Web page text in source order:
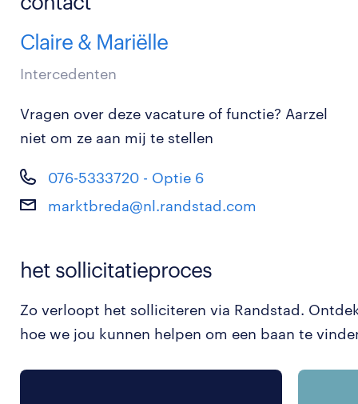
Claire & Mariëlle
Intercedenten
Vragen over deze vacature of functie? Aarzel
niet om ze aan mij te stellen
076-5333720 - Optie 6
marktbreda@nl.randstad.com
het sollicitatieproces
Zo verloopt het solliciteren via Randstad.
hoe we jou kunnen helpen om een baan te